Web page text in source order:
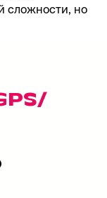
сложности, но